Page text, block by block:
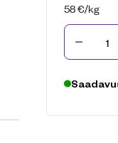
58€/kg
Kogus